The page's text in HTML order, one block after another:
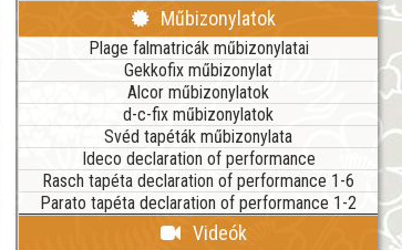
Műbizonylatok
Plage falmatricák műbizonylatai
Gekkofix műbizonylat
Alcor műbizonylatok
d-c-fix műbizonylatok
Svéd tapéták műbizonylata
Ideco declaration of performance
Rasch tapéta declaration of performance 1-6
Parato tapéta declaration of performance 1-2
Videók